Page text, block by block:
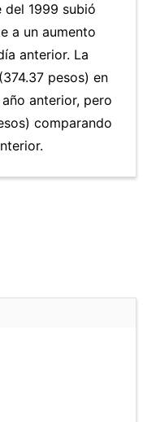
del 1999 subió
a un aumento
anterior. La
pesos) en
anterior, pero
comparando